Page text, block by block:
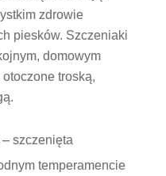
zdrowie
piesków. Szczeniaki
domowym
troską,
– szczenięta
temperamencie